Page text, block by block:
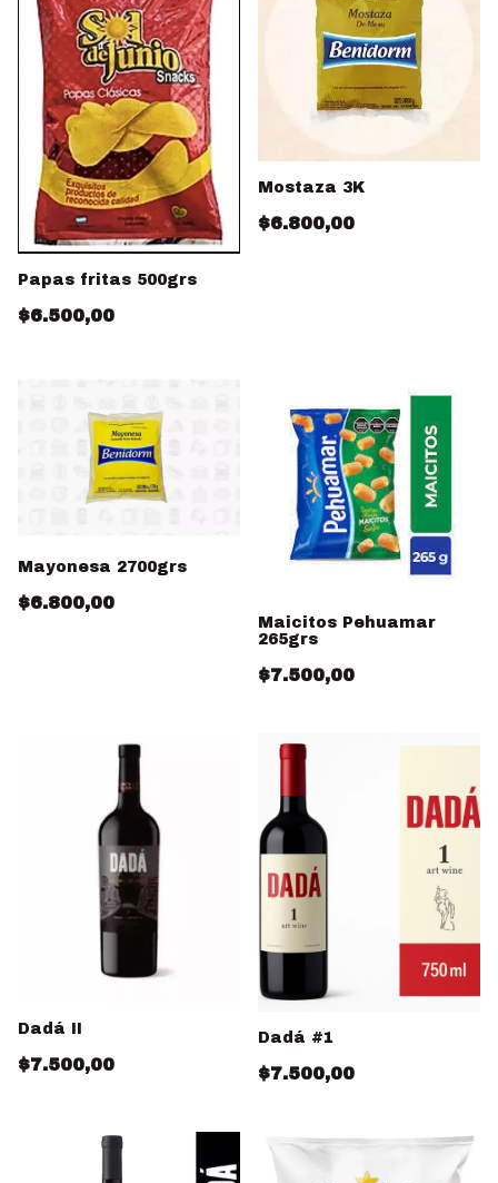
Papas fritas 500grs
$6.500,00
Mostaza 3K
$6.800,00
Mayonesa 2700grs
$6.800,00
Maicitos Pehuamar
265grs
$7.500,00
Dadá II
$7.500,00
Dadá #1
$7.500,00